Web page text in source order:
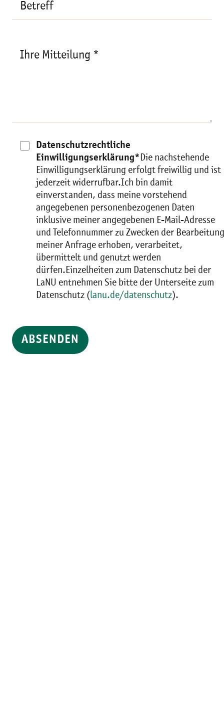
Betreff
Ihre Mitteilung *
Datenschutzrechtliche
Einwilligungserklärung* Die nachstehende
Einwilligungserklärung erfolgt freiwillig und ist
jederzeit widerrufbar.Ich bin damit
einverstanden, dass meine vorstehend
angegebenen personenbezogenen Daten
inklusive meiner angegebenen E-Mail-Adresse
und Telefonnummer zu Zwecken der Bearbeitung
meiner Anfrage erhoben, verarbeitet,
übermittelt und genutzt werden
dürfen.Einzelheiten zum Datenschutz bei der
LaNU entnehmen Sie bitte der Unterseite zum
Datenschutz (lanu.de/datenschutz).
ABSENDEN